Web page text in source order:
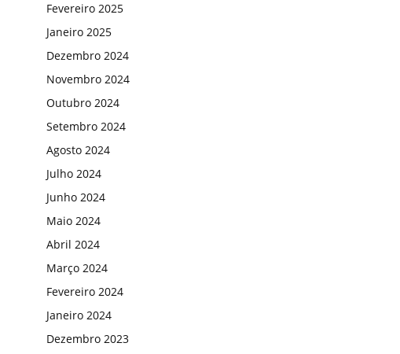
Fevereiro 2025
Janeiro 2025
Dezembro 2024
Novembro 2024
Outubro 2024
Setembro 2024
Agosto 2024
Julho 2024
Junho 2024
Maio 2024
Abril 2024
Março 2024
Fevereiro 2024
Janeiro 2024
Dezembro 2023